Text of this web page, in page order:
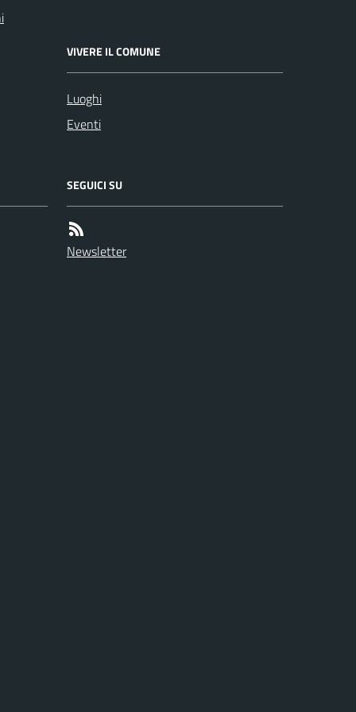
VIVERE IL COMUNE
Luoghi
Eventi
SEGUICI SU
Newsletter